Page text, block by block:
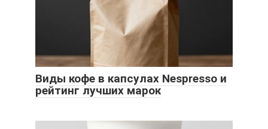
Виды кофе в капсулах Nespresso и
рейтинг лучших марок